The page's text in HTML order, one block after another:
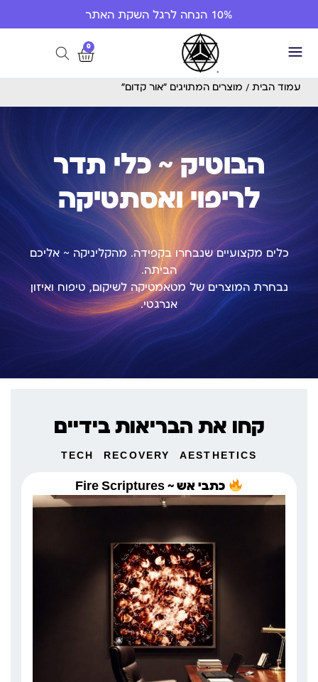
10% הנחה לרגל השקת האתר
0
עמוד הבית / מוצרים המתויגים “אור קדום”
הבוטיק ~ כלי תדר
לריפוי ואסתטיקה
כלים מקצועיים שנבחרו בקפידה. מהקליניקה ~ אליכם
הביתה.
נבחרת המוצרים של מטאמטיקה לשיקום, טיפוח ואיזון
אנרגטי.
קחו את הבריאות בידיים
AESTHETICS
RECOVERY
TECH
כתבי אש ~ Fire Scriptures